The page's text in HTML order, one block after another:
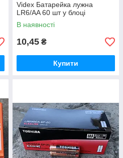
Videx Батарейка лужна
LR6/AA 60 шт у блоці
В наявності
10,45 ₴
Купити